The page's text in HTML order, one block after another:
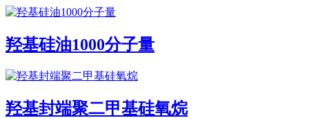
羟基硅油1000分子量
羟基封端聚二甲基硅氧烷